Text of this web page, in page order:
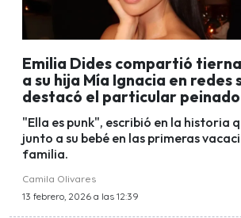
Emilia Dides compartió
a su hija Mía Ignacia en redes
destacó el particular
"Ella es punk", escribió en la historia
junto a su bebé en las primeras
familia.
Camila Olivares
13 febrero, 2026 a las 12:39